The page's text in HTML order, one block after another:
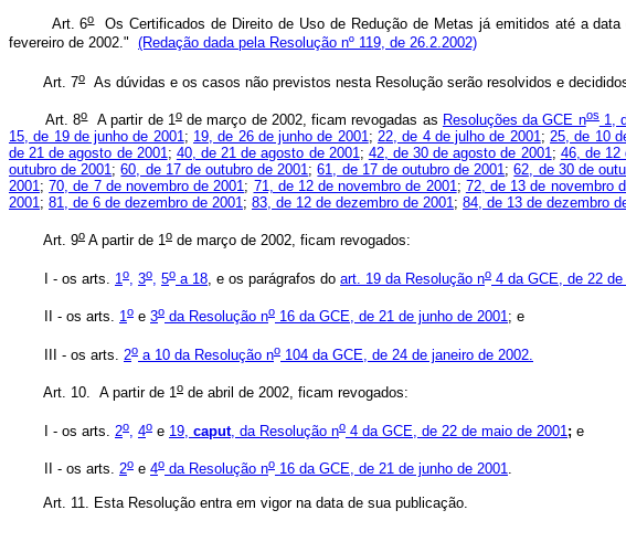
Art. 6oOs Certificados de Direito de Uso de Redução de Metas já emitidos até a
fevereiro de 2002." (Redação dada pela Resolução nº 119, de 26.2.2002)
Art. 7o As dúvidas e os casos não previstos nesta Resolução serão resolvidos e
Art. 8o A partir de 1ode março de 2002, ficam revogadas as Resoluções da GCE nos1,
15, de 19 de junho de 2001; 19, de 26 de junho de 2001;22, de 4 de julho de 2001;25, de 10
de 21 de agosto de 2001; 40, de 21 de agosto de 2001; 42, de 30 de agosto de 2001; 46, de 12
outubro de 2001;60, de 17 de outubro de 2001;61, de 17 de outubro de 2001;62, de 30 de
2001;70, de 7 de novembro de 2001; 71, de 12 de novembro de 2001; 72, de 13 de novembro
2001; 81, de 6 de dezembro de 2001; 83, de 12 de dezembro de 2001; 84, de 13 de dezembro
Art. 9o A partir de 1o de março de 2002, ficam revogados:
I - os arts. 1 o 3o 5o a 18 , e os parágrafos do art. 19 da Resolução no 4 da GCE, de 22 de
II - os arts. 1o e 3o da Resolução no 16 da GCE, de 21 de junho de 2001; e
III - os arts. 2o a 10 da Resolução no 104 da GCE, de 24 de janeiro de 2002.
Art. 10. A partir de 1o de abril de 2002, ficam revogados:
I - os arts. 2o 4o e 19, caput, da Resolução no 4 da GCE, de 22 de maio de 2001 ; e
II - os arts. 2o e 4o da Resolução no 16 da GCE, de 21 de junho de 2001.
Art. 11. Esta Resolução entra em vigor na data de sua publicação.